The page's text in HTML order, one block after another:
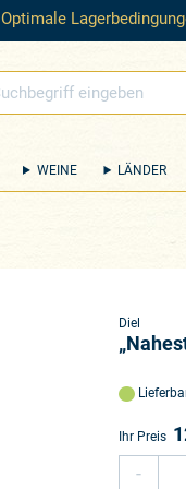
Optimale
WEINE LÄNDER
Diel
Ihr Preis
-